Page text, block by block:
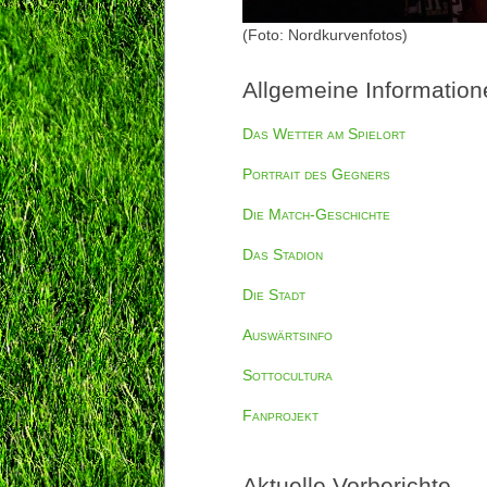
(Foto: Nordkurvenfotos)
Allgemeine
Das Wetter am Spielort
Portrait des Gegners
Die Match-Geschichte
Das Stadion
Die Stadt
Auswärtsinfo
Sottocultura
Fanprojekt